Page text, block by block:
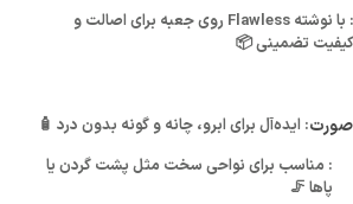
: با نوشته Flawless روی جعبه برای اصالت و
کیفیت تضمینی 📦
: ایده‌آل برای ابرو، چانه و گونه بدون درد 🧴
: مناسب برای نواحی سخت مثل پشت گردن یا
پاها 🦵